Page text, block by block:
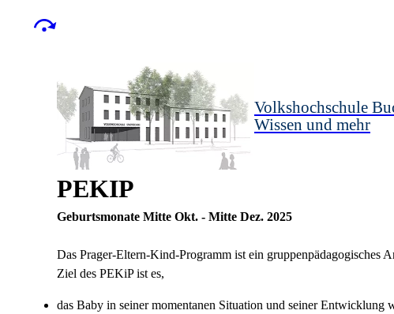
Volkshochschule
Wissen und mehr
PEKIP
Geburtsmonate Mitte Okt. - Mitte Dez. 2025
Das Prager-Eltern-Kind-Programm ist ein gruppenpädagogisches
Ziel des PEKiP ist es,
das Baby in seiner momentanen Situation und seiner Entwicklung